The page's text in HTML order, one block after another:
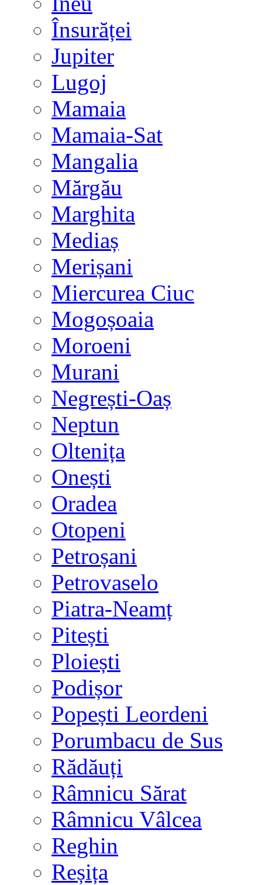
Însurăței
Jupiter
Lugoj
Mamaia
Mamaia-Sat
Mangalia
Mărgău
Marghita
Mediaș
Merișani
Miercurea Ciuc
Mogoșoaia
Moroeni
Murani
Negrești-Oaș
Neptun
Oltenița
Onești
Oradea
Otopeni
Petroșani
Petrovaselo
Piatra-Neamț
Pitești
Ploiești
Podișor
Popești Leordeni
Porumbacu de Sus
Rădăuți
Râmnicu Sărat
Râmnicu Vâlcea
Reghin
Reșița